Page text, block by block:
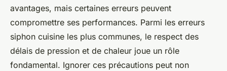
avantages, mais certaines erreurs peuvent
compromettre ses performances. Parmi les erreurs
siphon cuisine les plus communes, le respect des
délais de pression et de chaleur joue un rôle
fondamental. Ignorer ces précautions peut non